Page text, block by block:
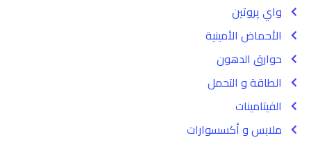
واي پروتين
الأحماض الأمينية
حوارق الدهون
الطاقة و التحمل
الفيتامينات
ملابس و أكسسوارات